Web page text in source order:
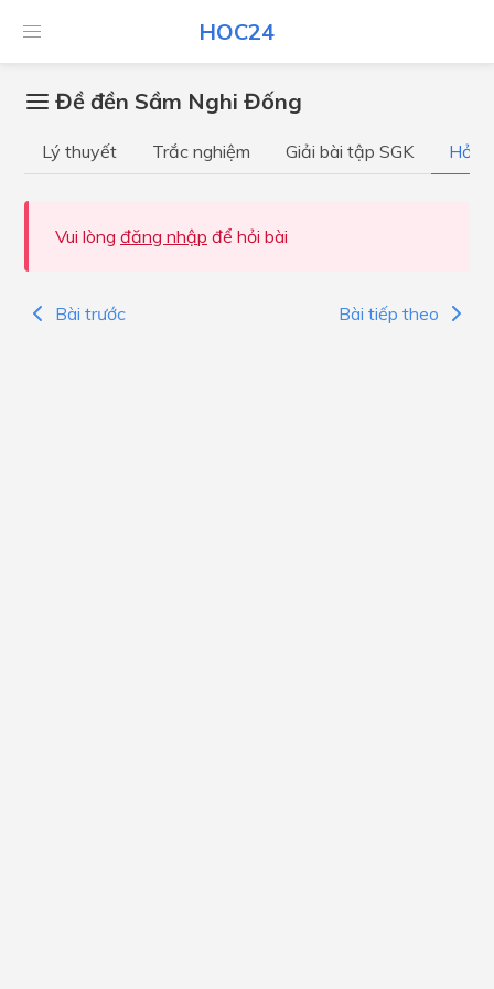
HOC24
Đề đền Sầm Nghi Đống
Lý thuyết Trắc nghiệm Giải bài tập SGK Hỏi
Vui lòng đăng nhập để hỏi bài
Bài trước Bài tiếp theo